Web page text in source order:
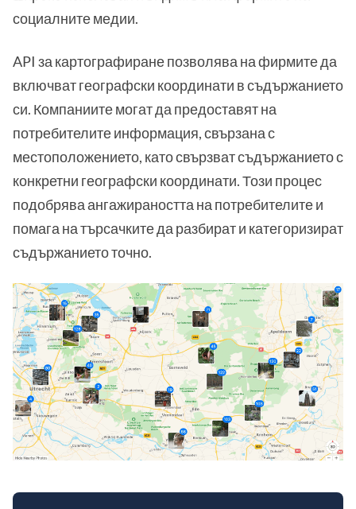
социалните медии.
API за картографиране позволява на фирмите да
включват географски координати в съдържанието
си. Компаниите могат да предоставят на
потребителите информация, свързана с
местоположението, като свързват съдържанието с
конкретни географски координати. Този процес
подобрява ангажираността на потребителите и
помага на търсачките да разбират и категоризират
съдържанието точно.